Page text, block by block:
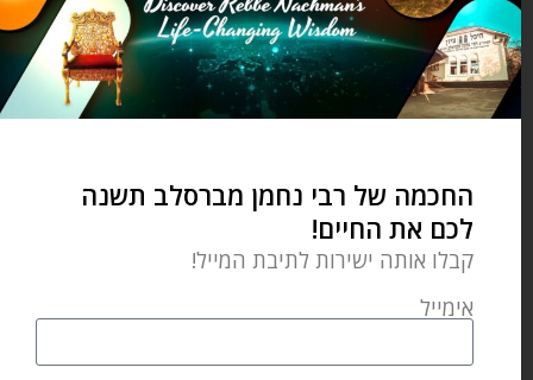
the entire 15 volume English
Edition of Likutei MoHaRan.
האם יש הצדקה להתנהגות שלנו? – פרשת השבוע לך לך
פרשת לך לך – תתחבר לעצמך
החכמה של רבי נחמן מברסלב תשנה
לכם את החיים!
קבלו אותה ישירות לתיבת המייל!
אימייל